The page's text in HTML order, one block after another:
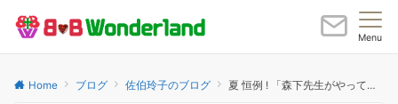
Menu
Home ブログ 佐伯玲子のブログ 夏 恒例 ! 「森下先生がやって来た ! 」